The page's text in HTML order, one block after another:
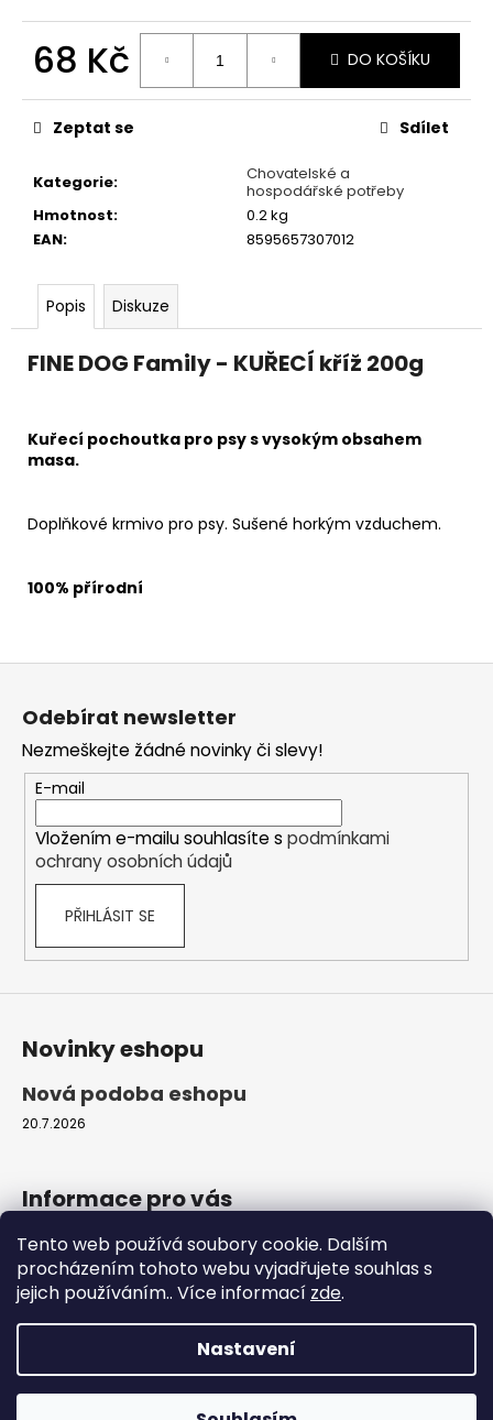
Tento web používá soubory cookie. Dalším
procházením tohoto webu vyjadřujete souhlas s
jejich používáním.. Více informací zde.
Nastavení
68 Kč
cena:
DO KOŠÍKU
Kategorie:
Chovatelské a
hospodářské potřeby
Hmotnost:
0.2 kg
EAN: 8595657307012
Zeptat se Sdílet
Popis Diskuze
FINE DOG Family - KUŘECÍ kříž 200g
Kuřecí pochoutka pro psy s vysokým obsahem
masa.
Doplňkové krmivo pro psy. Sušené horkým vzduchem.
100% přírodní
e
m
PAŠTIKA
FEINSTEIN
ADULT
KRŮTA
100G
Kč
Z
Odebírat newsletter
Nezmeškejte žádné novinky či slevy!
E-mail
Vložením e-mailu souhlasíte s podmínkami
ochrany osobních údajů
PŘIHLÁSIT SE
Novinky eshopu
Nová podoba eshopu
20.7.2026
Informace pro vás
Obchodní podmínky
Podmínky ochrany osobních údajů
Moje objednávka
Copyright 2026ProfiZvířátka.cz. Všechna práva